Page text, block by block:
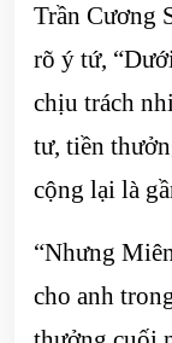
Trần Cương
rõ ý tứ,
chịu trách
tư, tiền
cộng lại là
“Nhưng
cho anh